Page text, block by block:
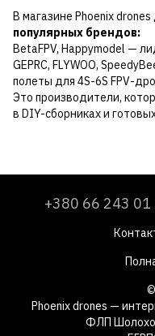
В магазине Phoenix
популярных брендов:
BetaFPV, Happymodel —
GEPRC, FLYWOO,
полеты для 4S-6S FPV-
Это производители,
в DIY-сборниках и
+380 66 243 01
Phoenix drones —
ФЛП